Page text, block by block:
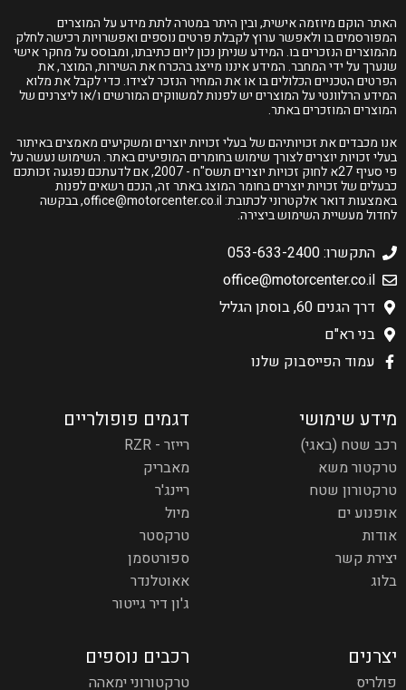
האתר הוקם מיוזמה אישית, ובין היתר במטרה לתת מידע על המוצרים
המפורסמים בו ולאפשר ערוץ לקבלת פרטים נוספים ואפשרויות רכישה לחלק
מהמוצרים הנזכרים בו. המידע שניתן נכון ליום כתיבתו, ומבוסס על מחקר אישי
שנערך על ידי המחבר. המידע איננו מייצג בהכרח את השירות, המוצר, את
הפרטים הטכניים הכלולים בו או את המחיר הנזכר לצידו. כדי לקבל את מלוא
המידע הרלוונטי על המוצרים יש לפנות למשווקים המורשים ו/או ליצרנים של
המוצרים המוזכרים באתר.
אנו מכבדים את זכויותיהם של בעלי זכויות יוצרים ומשקיעים מאמצים באיתור
בעלי זכויות יוצרים לצורך שימוש בחומרים המופיעים באתר. השימוש נעשה על
פי סעיף 27א לחוק זכויות יוצרים תשס"ח - 2007, אם לדעתכם נפגעה זכותכם
כבעלים של זכויות יוצרים בחומר המוצג באתר זה, הנכם רשאים לפנות
באמצעות דואר אלקטרוני לכתובת:office@motorcenter.co.il, בבקשה
לחדול מעשיית השימוש ביצירה.
התקשרו: 053-633-2400
office@motorcenter.co.il
דרך הגנים 60, בוסתן הגליל
בני רא"ם
עמוד הפייסבוק שלנו
מידע שימושי
רכב שטח (באגי)
טרקטור משא
טרקטורון שטח
אופנוע ים
אודות
יצירת קשר
בלוג
דגמים פופולריים
רייזר - RZR
מאבריק
ריינג'ר
מיול
טרקסטר
ספורטסמן
אאוטלנדר
ג'ון דיר גייטור
יצרנים
פולריס
רכבים נוספים
טרקטורוני ימאהה